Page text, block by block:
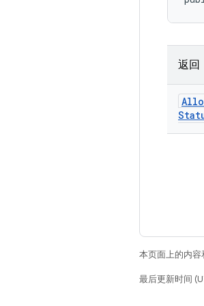
返回
本页面上的内容
最后更新时间